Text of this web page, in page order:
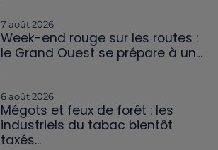
7 août 2026
Week-end rouge sur les routes :
le Grand Ouest se prépare à un...
6 août 2026
Mégots et feux de forêt : les
industriels du tabac bientôt
taxés...